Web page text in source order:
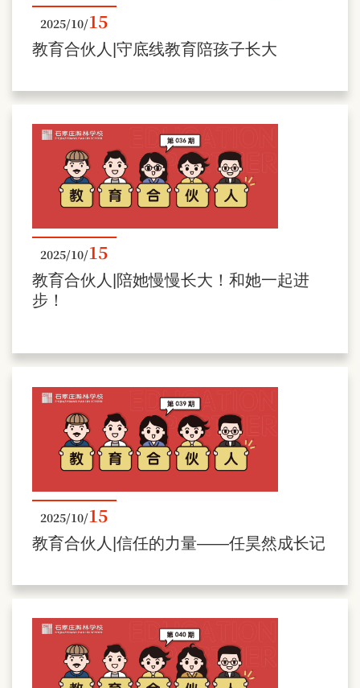
2025/10/15
教育合伙人|守底线教育陪孩子长大
2025/10/15
教育合伙人|陪她慢慢长大！和她一起进
步！
2025/10/15
教育合伙人|信任的力量——任昊然成长记